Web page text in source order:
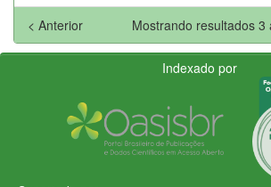
Mostrando resultados 3
< Anterior
Indexado por